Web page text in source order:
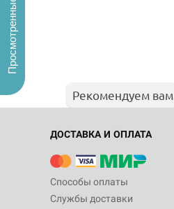
Рекомендуем вам
ДОСТАВКА И ОПЛАТА
Способы оплаты
Службы доставки
Просмотренные